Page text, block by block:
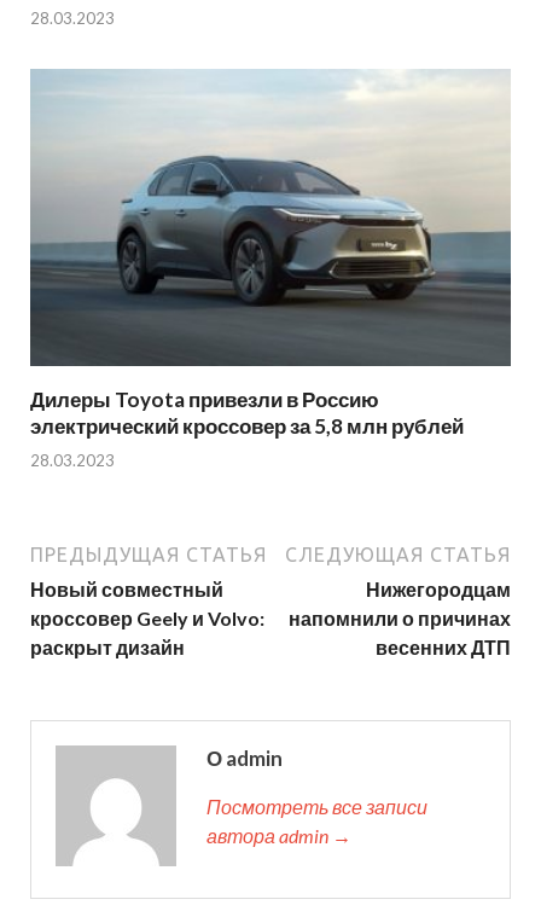
28.03.2023
Дилеры Toyota привезли в Россию
электрический кроссовер за 5,8 млн рублей
28.03.2023
ПРЕДЫДУЩАЯ СТАТЬЯ
Новый совместный
кроссовер Geely и Volvo:
раскрыт дизайн
СЛЕДУЮЩАЯ СТАТЬЯ
Нижегородцам
напомнили о причинах
весенних ДТП
О admin
Посмотреть все записи
автора admin →